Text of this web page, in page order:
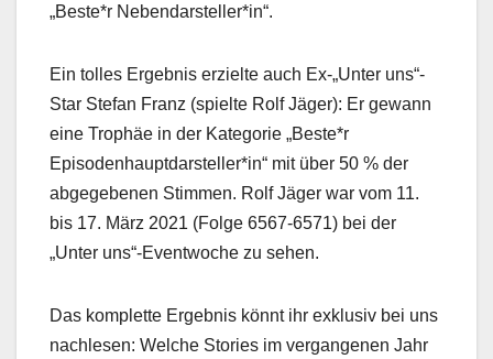
„Beste*r Nebendarsteller*in“.
Ein tolles Ergebnis erzielte auch Ex-„Unter uns“-
Star Stefan Franz (spielte Rolf Jäger): Er gewann
eine Trophäe in der Kategorie „Beste*r
Episodenhauptdarsteller*in“ mit über 50 % der
abgegebenen Stimmen. Rolf Jäger war vom 11.
bis 17. März 2021 (Folge 6567-6571) bei der
„Unter uns“-Eventwoche zu sehen.
Das komplette Ergebnis könnt ihr exklusiv bei uns
nachlesen: Welche Stories im vergangenen Jahr